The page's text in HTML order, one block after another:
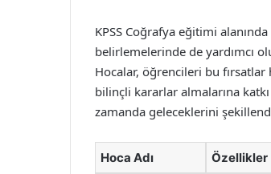
KPSS Coğrafya eğitimi
belirlemelerinde de yardımcı
Hocalar, öğrencileri bu
bilinçli kararlar almalarına
zamanda geleceklerini
Hoca Adı Özellikler